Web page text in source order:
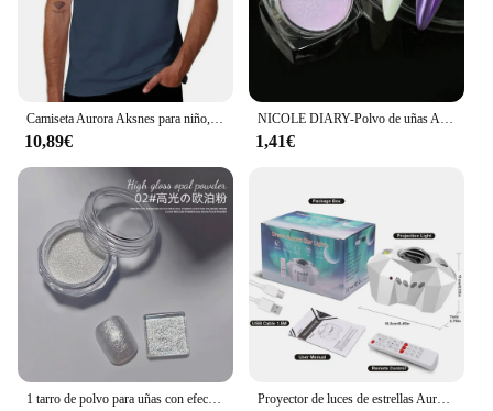
Camiseta Aurora Aksnes para niño, ropa hippie en blanco, camisetas para hombre
10,89€
NICOLE DIARY-Polvo de uñas Aurora, pigmento de cromo blanco, polvo de frotamiento de perlas, efecto espejo, purpurina para manicura artística, accesorios para uñas
1,41€
1 tarro de polvo para uñas con efecto perla, espejo Aurora cromado, sirena, polvo artístico para uñas, arcoíris AB, espejo mágico, suministros de polvo de concha de perla Proyector de luces de estrellas Aurora Galaxy Moon con Control remoto, lámparas de noche de cielo, regalo para niños y adultos, altavoz de música Bluetooth, decoración del hogar